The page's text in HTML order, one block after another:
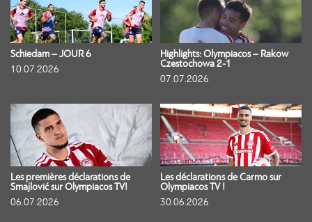
Schiedam – JOUR 6
10.07.2026
Highlights: Olympiacos – Rakow
Czestochowa 2-1
07.07.2026
Les premières déclarations de
Smajlović sur Olympiacos TV!
06.07.2026
Les déclarations de Carmo sur
Olympiacos TV !
30.06.2026